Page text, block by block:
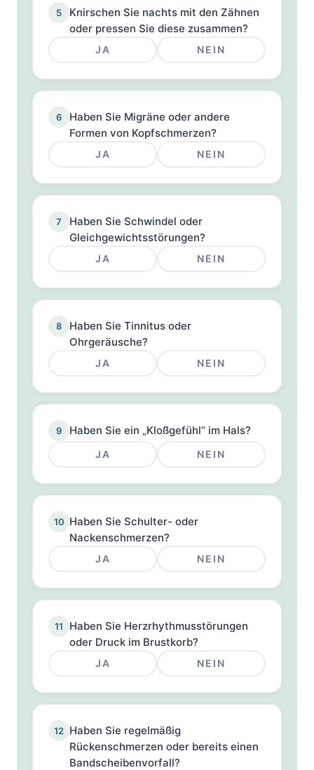
5
Knirschen Sie nachts mit den Zähnen
oder pressen Sie diese zusammen?
JA NEIN
6
Haben Sie Migräne oder andere
Formen von Kopfschmerzen?
JA NEIN
7
Haben Sie Schwindel oder
Gleichgewichtsstörungen?
JA NEIN
8
Haben Sie Tinnitus oder
Ohrgeräusche?
JA NEIN
9 Haben Sie ein „Kloßgefühl“ im Hals?
JA NEIN
10 Haben Sie Schulter- oder
Nackenschmerzen?
JA NEIN
11
Haben Sie Herzrhythmusstörungen
oder Druck im Brustkorb?
JA NEIN
12 Haben Sie regelmäßig
Rückenschmerzen oder bereits einen
Bandscheibenvorfall?